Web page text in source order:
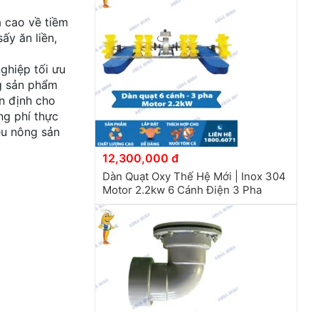
cao về tiềm
ăn liền,
tối ưu
phẩm
định cho
phí thực
nông sản
12,300,000 đ
Dàn Quạt Oxy Thế Hệ Mới | Inox 304
Motor 2.2kw 6 Cánh Điện 3 Pha